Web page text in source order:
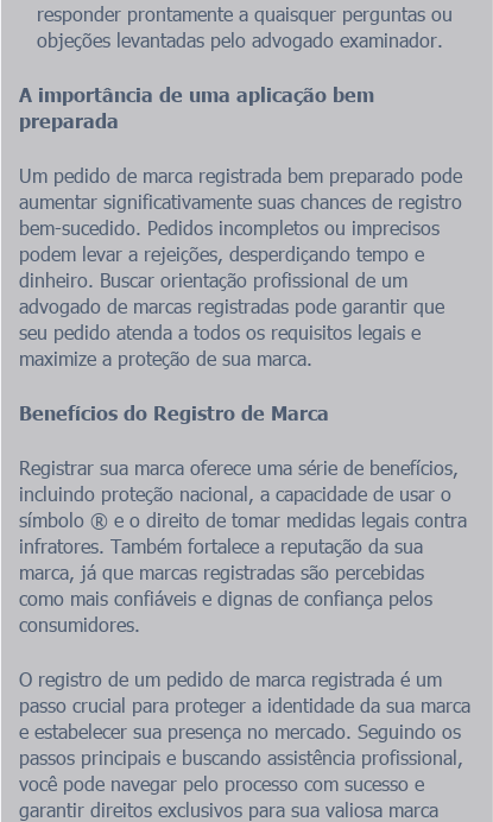
responder prontamente a quaisquer perguntas ou
objeções levantadas pelo advogado examinador.
A importância de uma aplicação bem
preparada
Um pedido de marca registrada bem preparado pode
aumentar significativamente suas chances de registro
bem-sucedido. Pedidos incompletos ou imprecisos
podem levar a rejeições, desperdiçando tempo e
dinheiro. Buscar orientação profissional de um
advogado de marcas registradas pode garantir que
seu pedido atenda a todos os requisitos legais e
maximize a proteção de sua marca.
Benefícios do Registro de Marca
Registrar sua marca oferece uma série de benefícios,
incluindo proteção nacional, a capacidade de usar o
símbolo ® e o direito de tomar medidas legais contra
infratores. Também fortalece a reputação da sua
marca, já que marcas registradas são percebidas
como mais confiáveis e dignas de confiança pelos
consumidores.
O registro de um pedido de marca registrada é um
passo crucial para proteger a identidade da sua marca
e estabelecer sua presença no mercado. Seguindo os
passos principais e buscando assistência profissional,
você pode navegar pelo processo com sucesso e
garantir direitos exclusivos para sua valiosa marca